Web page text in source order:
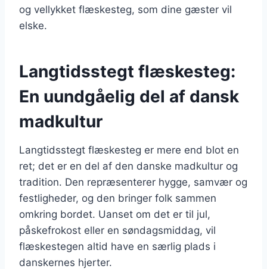
og vellykket flæskesteg, som dine gæster vil
elske.
Langtidsstegt flæskesteg:
En uundgåelig del af dansk
madkultur
Langtidsstegt flæskesteg er mere end blot en
ret; det er en del af den danske madkultur og
tradition. Den repræsenterer hygge, samvær og
festligheder, og den bringer folk sammen
omkring bordet. Uanset om det er til jul,
påskefrokost eller en søndagsmiddag, vil
flæskestegen altid have en særlig plads i
danskernes hjerter.